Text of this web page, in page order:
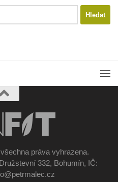
práva vyhrazena.
332, Bohumín, IČ: